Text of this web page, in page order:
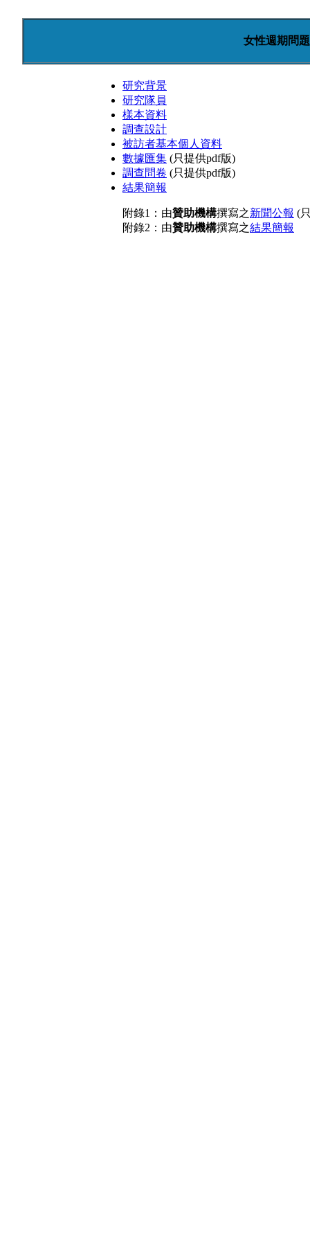
女性週期問
研究背景
研究隊員
樣本資料
調查設計
被訪者基本個人資料
數據匯集 (只提供pdf版)
調查問卷 (只提供pdf版)
結果簡報
附錄1：由贊助機構撰寫之新聞公報 (
附錄2：由贊助機構撰寫之結果簡報